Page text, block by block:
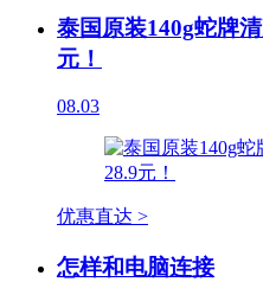
泰国原装140g蛇牌
元！
08.03
优惠直达 >
怎样和电脑连接